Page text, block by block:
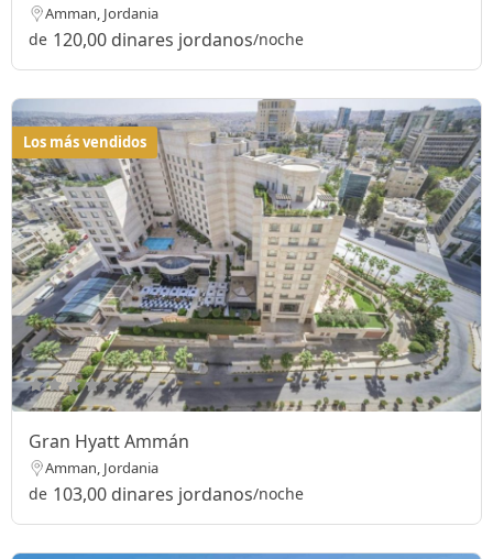
Amman, Jordania
de 120,00 dinares jordanos/noche
Los más vendidos
Gran Hyatt Ammán
Amman, Jordania
de 103,00 dinares jordanos/noche